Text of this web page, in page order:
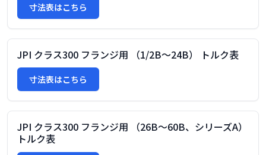
寸法表はこちら
JPI クラス300 フランジ用 （1/2B～24B） トルク表
寸法表はこちら
JPI クラス300 フランジ用 （26B～60B、シリーズA）
トルク表